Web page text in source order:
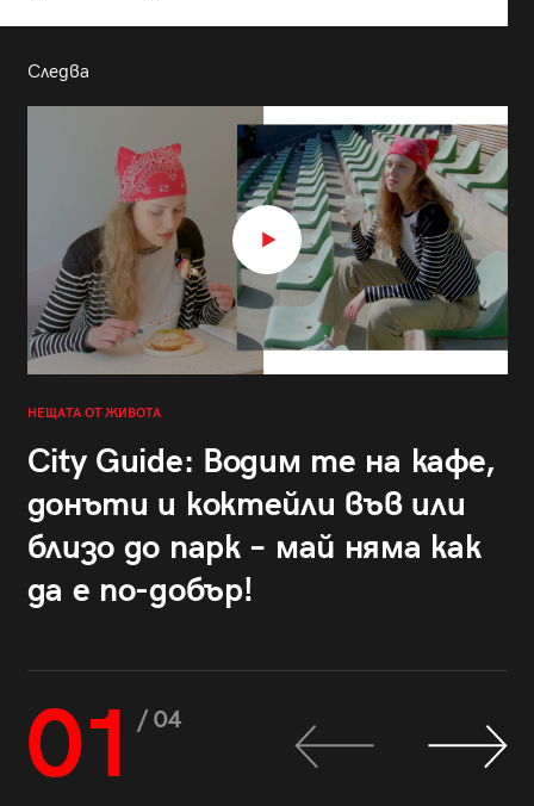
Следва
НЕЩАТА ОТ ЖИВОТА
City Guide: Водим те на кафе,
донъти и коктейли във или
близо до парк – май няма как
да е по-добър!
01 / 04